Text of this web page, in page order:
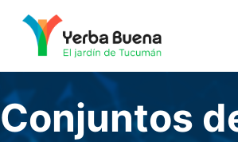
Conjuntos